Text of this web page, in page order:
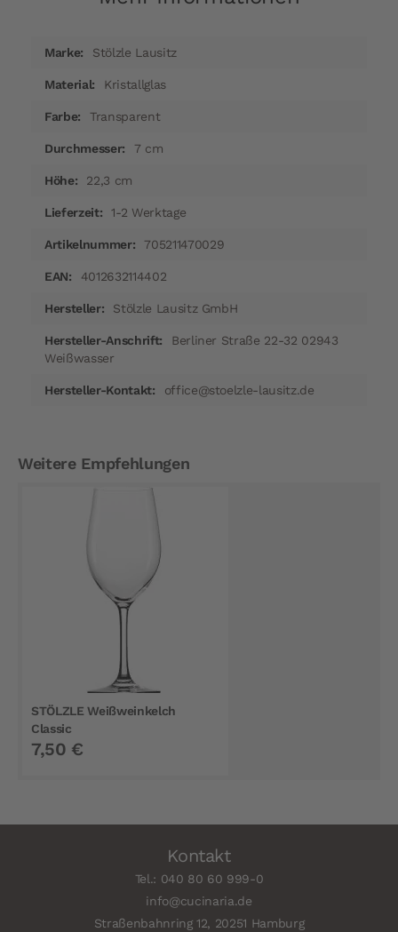
InformationenStölzle Lausitz
Kristallglas
Transparent
7 cm
22,3 cm
1-2 Werktage
705211470029
4012632114402
Stölzle Lausitz GmbH
Berliner Straße 22-32 02943
Weißwasser
office@stoelzle-lausitz.de
Weitere Empfehlungen
STÖLZLE Weißweinkelch
Classic
7,50 €
Kontakt
Tel.: 040 80 60 999-0
info@cucinaria.de
Straßenbahnring 12, 20251 Hamburg